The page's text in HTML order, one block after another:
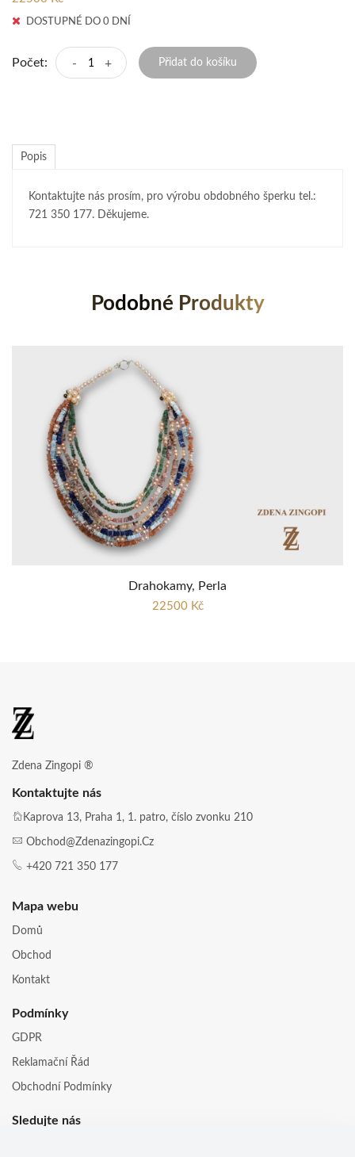
DOSTUPNÉ DO 0 DNÍ
Počet: - + Přidat do košíku
Popis
Kontaktujte nás prosím, pro výrobu obdobného šperku tel.:
721 350 177. Děkujeme.
Podobné Produkty
Drahokamy, Perla
22500 Kč
Zdena Zingopi ®
Kontaktujte nás
Kaprova 13, Praha 1, 1. patro, číslo zvonku 210
Obchod@zdenazingopi.cz
+420 721 350 177
Mapa webu
Domů
Obchod
Kontakt
Podmínky
GDPR
Reklamační Řád
Obchodní Podmínky
Sledujte nás